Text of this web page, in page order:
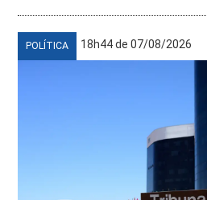
POLÍTICA 18h44 de 07/08/2026